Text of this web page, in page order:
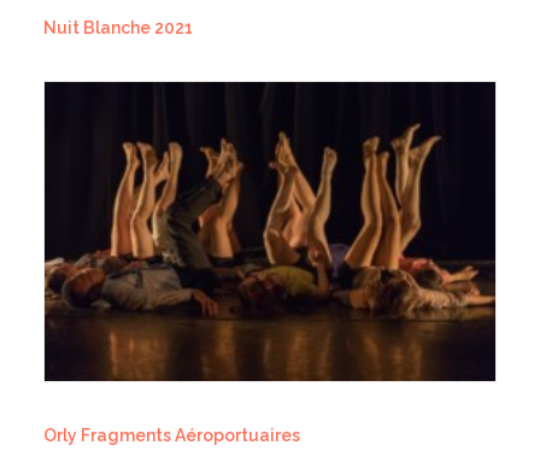
Nuit Blanche 2021
Orly Fragments Aéroportuaires